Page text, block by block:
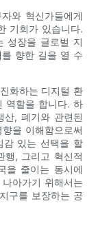
와 혁신가들에게
기회가 있습니다.
성장을 글로벌 지
향한 길을 열 수
화하는 디지털 환
역할을 합니다. 하
산, 폐기와 관련된
을 이해함으로써
감 있는 선택을 할
행, 그리고 혁신적
을 줄이는 동시에
아가기 위해서는
구를 보장하는 공